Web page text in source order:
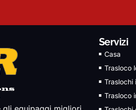
Servizi
Casa
Trasloco
Traslochi
Trasloco